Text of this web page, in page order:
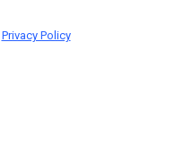
Privacy Policy